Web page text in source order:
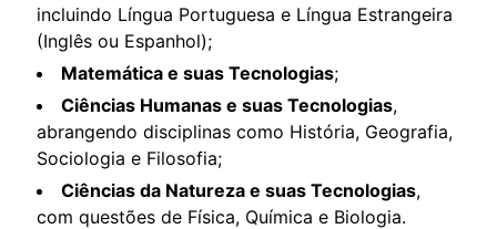
incluindo Língua Portuguesa e Língua Estrangeira
(Inglês ou Espanhol);
Matemática e suas Tecnologias;
Ciências Humanas e suas Tecnologias,
abrangendo disciplinas como História, Geografia,
Sociologia e Filosofia;
Ciências da Natureza e suas Tecnologias,
com questões de Física, Química e Biologia.